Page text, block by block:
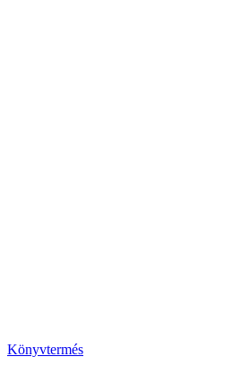
Könyvtermés